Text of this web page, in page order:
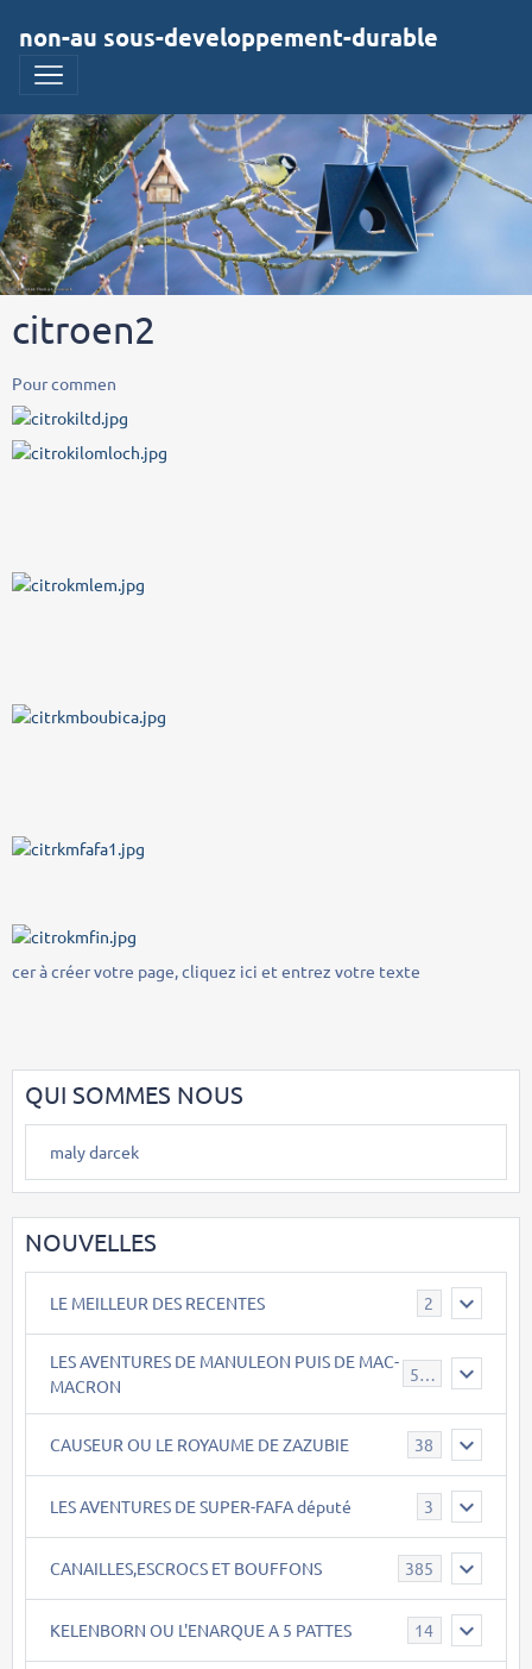
non-au sous-developpement-durable
citroen2
Pour commen
cer à créer votre page, cliquez ici et entrez votre texte
QUI SOMMES NOUS
maly darcek
NOUVELLES
LE MEILLEUR DES RECENTES 2
LES AVENTURES DE MANULEON PUIS DE MAC-
MACRON
543
CAUSEUR OU LE ROYAUME DE ZAZUBIE 38
LES AVENTURES DE SUPER-FAFA député 3
CANAILLES,ESCROCS ET BOUFFONS 385
KELENBORN OU L'ENARQUE A 5 PATTES 14